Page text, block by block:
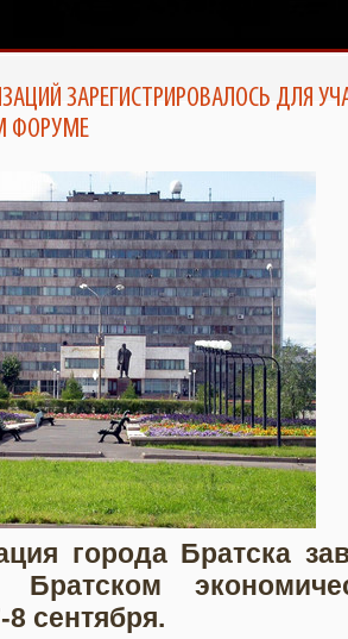
ЗАРЕГИСТРИРОВАЛОСЬ ДЛЯ
ФОРУМЕ
города Братска
Братском
8 сентября.